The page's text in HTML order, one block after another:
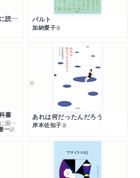
インタビューが掲載されまし
つながる 『人間関係を半分降り
済（わたる）さん（58）」
介されました。
自分を大切にできない時に読む本 パルト
加納愛子著
書
─親から子に伝える一生お金に困らない考え方
一訳
あれは何だったんだろう
岸本佐知子著